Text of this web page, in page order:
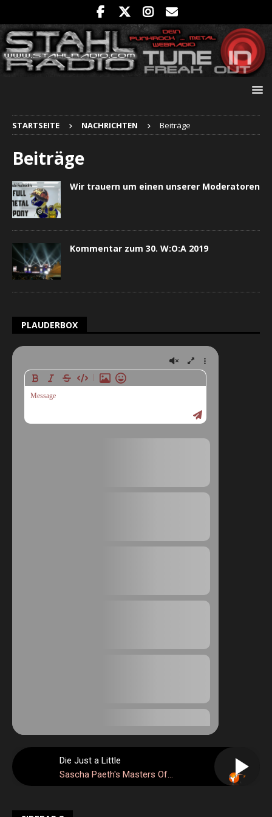
STARTSEITE NACHRICHTEN Beiträge
Beiträge
Wir trauern um einen unserer Moderatoren
Kommentar zum 30. W:O:A 2019
PLAUDERBOX
Die Just a Little
Sascha Paeth's Masters Of
Ceremony